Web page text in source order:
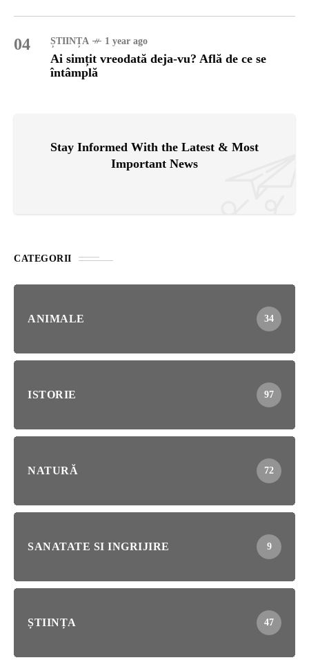
04 ȘTIINȚA 1 year ago
Ai simțit vreodată deja-vu? Află de ce se
întâmplă
Stay Informed With the Latest & Most
Important News
CATEGORII
ANIMALE 34
ISTORIE 97
NATURĂ 72
SANATATE SI INGRIJIRE 9
ȘTIINȚA 47